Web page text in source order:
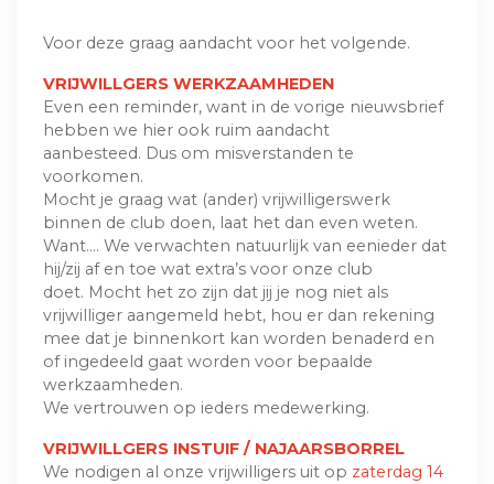
Voor deze graag aandacht voor het volgende.
VRIJWILLGERS WERKZAAMHEDEN
Even een reminder, want in de vorige nieuwsbrief
hebben we hier ook ruim aandacht
aanbesteed. Dus om misverstanden te
voorkomen.
Mocht je graag wat (ander) vrijwilligerswerk
binnen de club doen, laat het dan even weten.
Want…. We verwachten natuurlijk van eenieder dat
hij/zij af en toe wat extra’s voor onze club
doet. Mocht het zo zijn dat jij je nog niet als
vrijwilliger aangemeld hebt, hou er dan rekening
mee dat je binnenkort kan worden benaderd en
of ingedeeld gaat worden voor bepaalde
werkzaamheden.
We vertrouwen op ieders medewerking.
VRIJWILLGERS INSTUIF / NAJAARSBORREL
We nodigen al onze vrijwilligers uit op zaterdag 14